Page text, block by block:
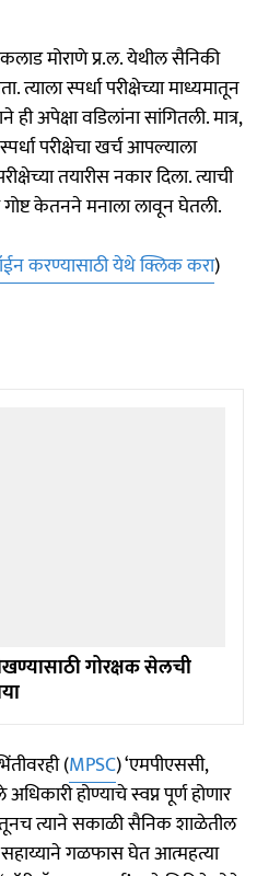
मोराणे प्र.ल. येथील सैनिकी
त्याला स्पर्धा परीक्षेच्या माध्यमातून
ही अपेक्षा वडिलांना सांगितली. मात्र,
परीक्षेचा खर्च आपल्याला
तयारीस नकार दिला. त्याची
केतनने मनाला लावून घेतली.
करण्यासाठी येथे क्लिक करा)
गोरक्षक सेलची
(MPSC) ‘एमपीएससी,
होण्याचे स्वप्न पूर्ण होणार
त्याने सकाळी सैनिक शाळेतील
सहाय्याने गळफास घेत आत्महत्या